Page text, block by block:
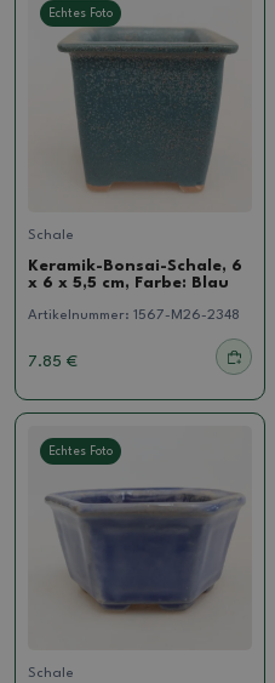
Echtes Foto
Schale
Keramik-Bonsai-Schale, 6
x 6 x 5,5 cm, Farbe: Blau
Artikelnummer: 1567-M26-2348
7.85 €
Echtes Foto
Schale